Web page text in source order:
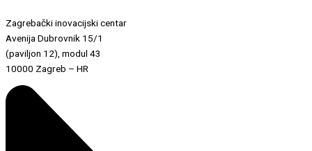
Zagrebački inovacijski centar
Avenija Dubrovnik 15/1
(paviljon 12), modul 43
10000 Zagreb – HR